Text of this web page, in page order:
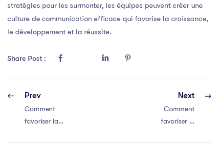
stratégies pour les surmonter, les équipes peuvent créer une
culture de communication efficace qui favorise la croissance,
le développement et la réussite.
Share Post :
Prev
Comment
favoriser la
Next
Comment
favoriser la